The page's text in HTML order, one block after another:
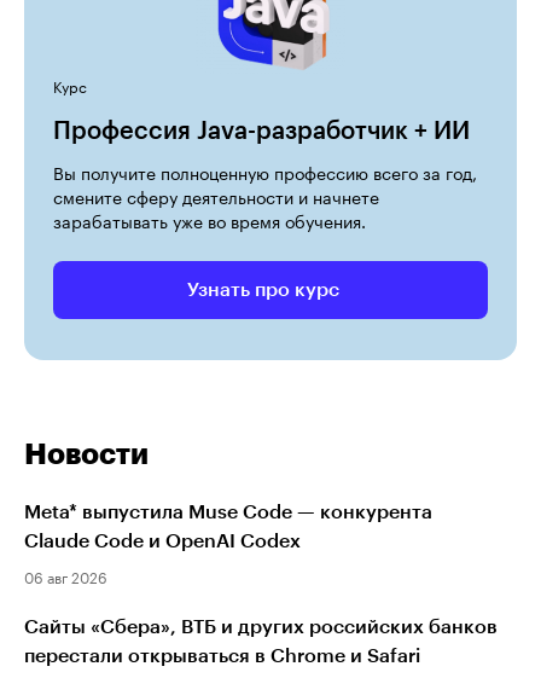
Курс
Профессия Java-разработчик + ИИ
Вы получите полноценную профессию всего за год,
смените сферу деятельности и начнете
зарабатывать уже во время обучения.
Узнать про курс
Новости
Meta* выпустила Muse Code — конкурента
Claude Code и OpenAI Codex
06 авг 2026
Сайты «Сбера», ВТБ и других российских банков
перестали открываться в Chrome и Safari